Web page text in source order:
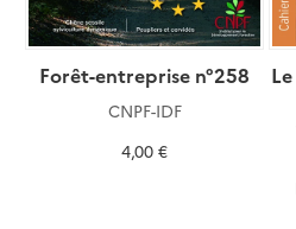
Forêt-entreprise n°258
CNPF-IDF
4,00 €